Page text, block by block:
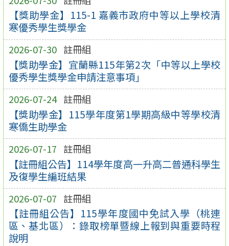
【獎助學金】115-1 嘉義市政府中等以上學校清
寒優秀學生獎學金
2026-07-30 註冊組
【獎助學金】宜蘭縣115年第2次「中等以上學校
優秀學生獎學金申請注意事項」
2026-07-24 註冊組
【獎助學金】115學年度第1學期高級中等學校清
寒僑生助學金
2026-07-17 註冊組
【註冊組公告】114學年度高一升高二普通科學生
及復學生編班結果
2026-07-07 註冊組
【註冊組公告】115學年度國中免試入學（桃連
區、基北區）：錄取榜單暨線上報到與重要時程
說明